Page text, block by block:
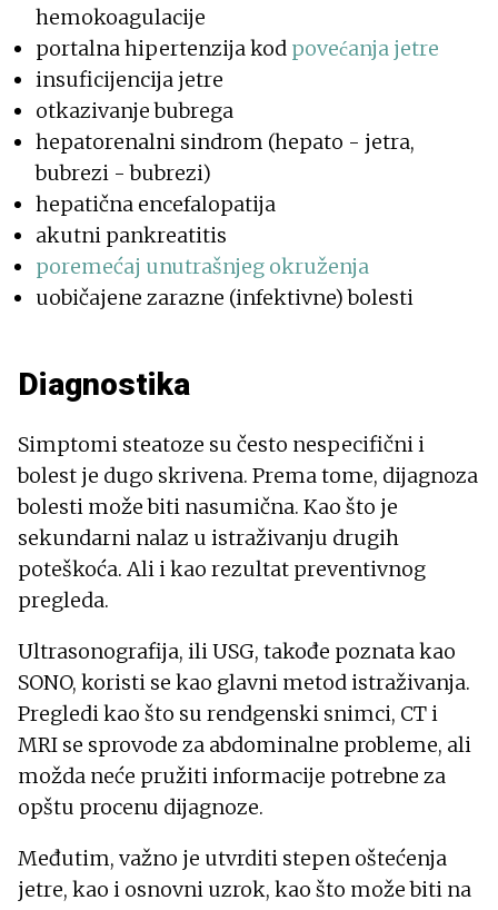
hemokoagulacije
portalna hipertenzija kod povećanja jetre
insuficijencija jetre
otkazivanje bubrega
hepatorenalni sindrom (hepato - jetra,
bubrezi - bubrezi)
hepatična encefalopatija
akutni pankreatitis
poremećaj unutrašnjeg okruženja
uobičajene zarazne (infektivne) bolesti
Diagnostika
Simptomi steatoze su često nespecifični i
bolest je dugo skrivena. Prema tome, dijagnoza
bolesti može biti nasumična. Kao što je
sekundarni nalaz u istraživanju drugih
poteškoća. Ali i kao rezultat preventivnog
pregleda.
Ultrasonografija, ili USG, takođe poznata kao
SONO, koristi se kao glavni metod istraživanja.
Pregledi kao što su rendgenski snimci, CT i
MRI se sprovode za abdominalne probleme, ali
možda neće pružiti informacije potrebne za
opštu procenu dijagnoze.
Međutim, važno je utvrditi stepen oštećenja
jetre, kao i osnovni uzrok, kao što može biti na